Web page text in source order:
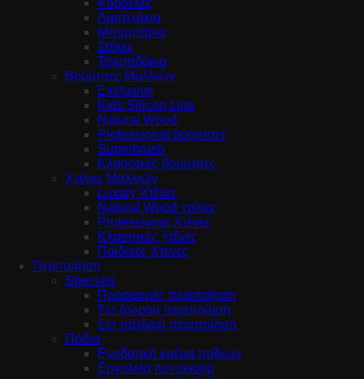
Λαστιχάκια
Μπομπάρια
Στέκες
Τσιμπιδάκια
Βούρτσες Μαλλιών
Exclusive
Kids Silicon Line
Natural Wood
Professional βούρτσες
Superbrush
Κλασσικές βούρτσες
Χτένες Μαλλιών
Luxury Χτένες
Natural Wood χτένες
Professional Χτένες
Κλασσικές χτένες
Παιδικές Χτένες
Περιποίηση
Specials
Προσφορές περιποίηση
Σετ Δώρου περιποίηση
Σετ ταξιδιού περιποίηση
Πόδια
Ενυδατική κρέμα ποδιών
Εργαλεία πεντικιούρ